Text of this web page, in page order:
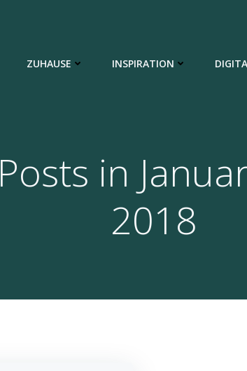
ZUHAUSE INSPIRATION
Posts in
2018